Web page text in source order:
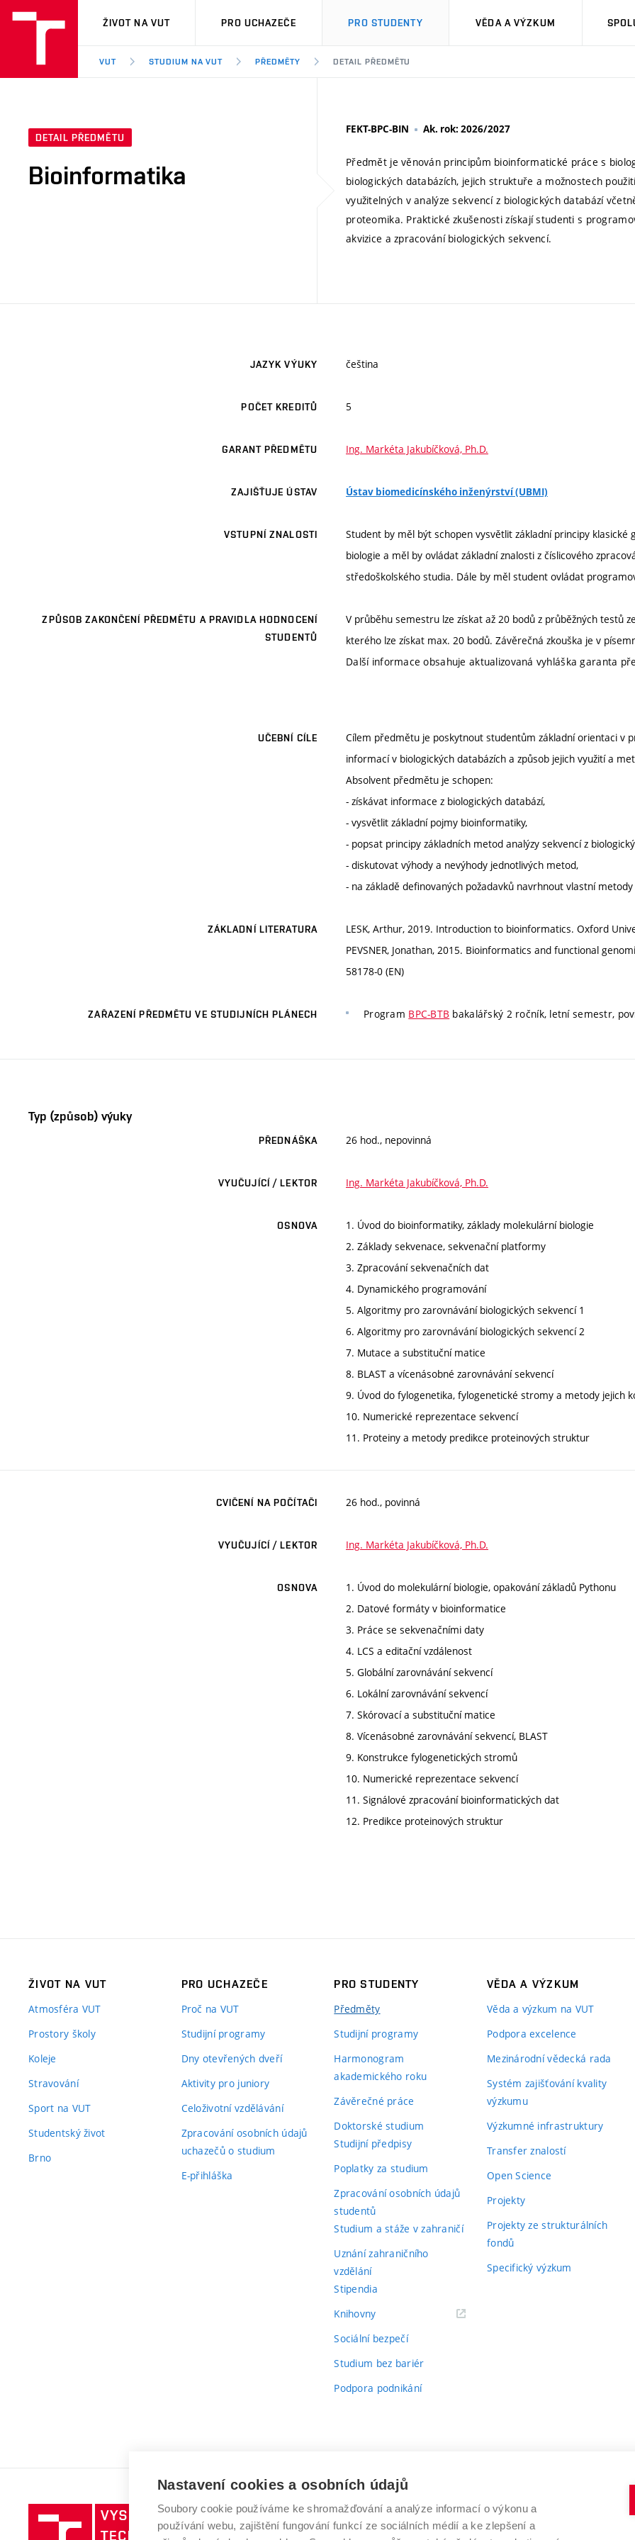
VUT
ŽIVOT NA VUT PRO UCHAZEČE PRO STUDENTY VĚDA A VÝZKUM
VUT STUDIUM NA VUT PŘEDMĚTY DETAIL PŘEDMĚTU
DETAIL PŘEDMĚTU
Bioinformatika
FEKT-BPC-BIN Ak. rok: 2026/2027
Předmět je věnován principům bioinformatické práce s
biologických databázích, jejich struktuře a možnostech
využitelných v analýze sekvencí z biologických databází
proteomika. Praktické zkušenosti získají studenti s
akvizice a zpracování biologických sekvencí.
JAZYK VÝUKY čeština
POČET KREDITŮ 5
GARANT PŘEDMĚTU Ing. Markéta Jakubíčková, Ph.D.
ZAJIŠŤUJE ÚSTAV Ústav biomedicínského inženýrství (UBMI)
VSTUPNÍ ZNALOSTI
Student by měl být schopen vysvětlit základní principy
biologie a měl by ovládat základní znalosti z číslicového
středoškolského studia. Dále by měl student ovládat
ZPŮSOB ZAKONČENÍ PŘEDMĚTU A PRAVIDLA HODNOCENÍ
STUDENTŮ
V průběhu semestru lze získat až 20 bodů z průběžných testů
kterého lze získat max. 20 bodů. Závěrečná zkouška je v
Další informace obsahuje aktualizovaná vyhláška garanta
UČEBNÍ CÍLE
Cílem předmětu je poskytnout studentům základní orientaci
informací v biologických databázích a způsob jejich využití a
Absolvent předmětu je schopen:
- získávat informace z biologických databází,
- vysvětlit základní pojmy bioinformatiky,
- popsat principy základních metod analýzy sekvencí z
- diskutovat výhody a nevýhody jednotlivých metod,
- na základě definovaných požadavků navrhnout vlastní metody
ZÁKLADNÍ LITERATURA
LESK, Arthur, 2019. Introduction to bioinformatics. Oxford
PEVSNER, Jonathan, 2015. Bioinformatics and functional
58178-0 (EN)
ZAŘAZENÍ PŘEDMĚTU VE STUDIJNÍCH PLÁNECH Program BPC-BTB bakalářský 2 ročník, letní semestr,
Typ (způsob) výuky
PŘEDNÁŠKA 26 hod., nepovinná
VYUČUJÍCÍ / LEKTOR Ing. Markéta Jakubíčková, Ph.D.
OSNOVA
1. Úvod do bioinformatiky, základy molekulární biologie
2. Základy sekvenace, sekvenační platformy
3. Zpracování sekvenačních dat
4. Dynamického programování
5. Algoritmy pro zarovnávání biologických sekvencí 1
6. Algoritmy pro zarovnávání biologických sekvencí 2
7. Mutace a substituční matice
8. BLAST a vícenásobné zarovnávání sekvencí
9. Úvod do fylogenetika, fylogenetické stromy a metody jejich
10. Numerické reprezentace sekvencí
11. Proteiny a metody predikce proteinových struktur
CVIČENÍ NA POČÍTAČI 26 hod., povinná
VYUČUJÍCÍ / LEKTOR Ing. Markéta Jakubíčková, Ph.D.
OSNOVA
1. Úvod do molekulární biologie, opakování základů Pythonu
2. Datové formáty v bioinformatice
3. Práce se sekvenačními daty
4. LCS a editační vzdálenost
5. Globální zarovnávání sekvencí
6. Lokální zarovnávání sekvencí
7. Skórovací a substituční matice
8. Vícenásobné zarovnávání sekvencí, BLAST
9. Konstrukce fylogenetických stromů
10. Numerické reprezentace sekvencí
11. Signálové zpracování bioinformatických dat
12. Predikce proteinových struktur
ŽIVOT NA VUT
Atmosféra VUT
Prostory školy
Koleje
Stravování
Sport na VUT
Studentský život
Brno
PRO UCHAZEČE
Proč na VUT
Studijní programy
Dny otevřených dveří
Aktivity pro juniory
Celoživotní vzdělávání
Zpracování osobních údajů
uchazečů o studium
E-přihláška
PRO STUDENTY
Předměty
Studijní programy
Harmonogram
akademického roku
Závěrečné práce
Doktorské studium
Studijní předpisy
Poplatky za studium
Zpracování osobních údajů
studentů
Studium a stáže v zahraničí
Uznání zahraničního
vzdělání
Stipendia
Knihovny(externí
Sociální bezpečí
Studium bez bariér
Podpora podnikání
VĚDA A VÝZKUM
Věda a výzkum na VUT
Podpora excelence
Mezinárodní vědecká rada
Systém zajišťování kvality
výzkumu
Výzkumné infrastruktury
Transfer znalostí
Open Science
Projekty
Projekty ze strukturálních
fondů
Specifický výzkum
Vysoké
učení
VYSOKÉ UČENÍ TECHNICKÉ V BRNĚ
Nastavení cookies a osobních údajů
Soubory cookie používáme ke shromažďování a analýze informací o výkonu a
používání webu, zajištění fungování funkcí ze sociálních médií a ke zlepšení a